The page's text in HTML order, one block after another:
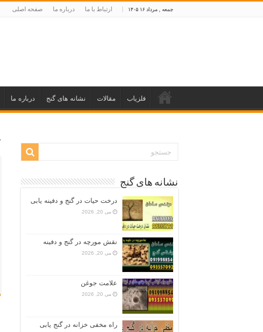
جمعه , مرداد ۱۶ ۱۴۰۵ ارتباط با ما درباره ما صفحه اصلی
فلزیاب مقالات نشانه های گنج درباره ما
نشانه های گنج
درخت حیات در گنج و دفینه یابی
می 20, 2026
نقش مورچه در گنج و دفینه
می 20, 2026
علامت جوغن
می 20, 2026
راه مخفی خزانه در گنج یابی